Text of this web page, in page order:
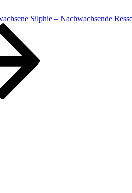
Silphie – Nachwachsende